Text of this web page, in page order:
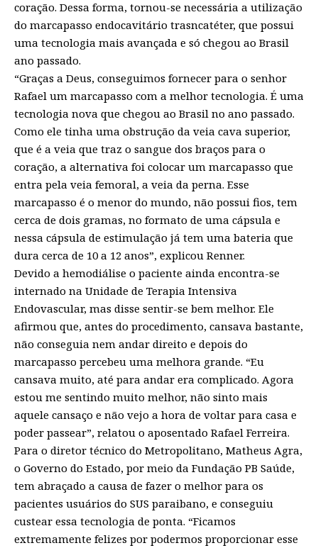
coração. Dessa forma, tornou-se necessária a utilização
do marcapasso endocavitário trasncatéter, que possui
uma tecnologia mais avançada e só chegou ao Brasil
ano passado.
“Graças a Deus, conseguimos fornecer para o senhor
Rafael um marcapasso com a melhor tecnologia. É uma
tecnologia nova que chegou ao Brasil no ano passado.
Como ele tinha uma obstrução da veia cava superior,
que é a veia que traz o sangue dos braços para o
coração, a alternativa foi colocar um marcapasso que
entra pela veia femoral, a veia da perna. Esse
marcapasso é o menor do mundo, não possui fios, tem
cerca de dois gramas, no formato de uma cápsula e
nessa cápsula de estimulação já tem uma bateria que
dura cerca de 10 a 12 anos”, explicou Renner.
Devido a hemodiálise o paciente ainda encontra-se
internado na Unidade de Terapia Intensiva
Endovascular, mas disse sentir-se bem melhor. Ele
afirmou que, antes do procedimento, cansava bastante,
não conseguia nem andar direito e depois do
marcapasso percebeu uma melhora grande. “Eu
cansava muito, até para andar era complicado. Agora
estou me sentindo muito melhor, não sinto mais
aquele cansaço e não vejo a hora de voltar para casa e
poder passear”, relatou o aposentado Rafael Ferreira.
Para o diretor técnico do Metropolitano, Matheus Agra,
o Governo do Estado, por meio da Fundação PB Saúde,
tem abraçado a causa de fazer o melhor para os
pacientes usuários do SUS paraibano, e conseguiu
custear essa tecnologia de ponta. “Ficamos
extremamente felizes por podermos proporcionar esse